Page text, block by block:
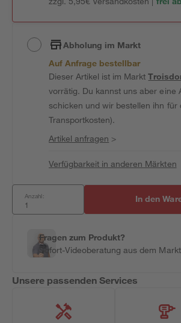
Abholung im Markt
Auf Anfrage bestellbar
Dieser Artikel ist im Markt
vorrätig. Du kannst uns aber eine
schicken und wir bestellen ihn für
Transportkosten).
Artikel anfragen >
Verfügbarkeit in anderen Märkten
Anzahl: In den
Fragen zum Produkt?
Sofort-Videoberatung aus dem Markt
Unsere passenden Services